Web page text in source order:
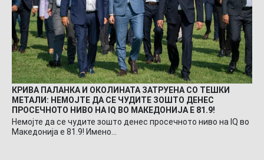
КРИВА ПАЛАНКА И ОКОЛИНАТА ЗАТРУЕНА СО ТЕШКИ
МЕТАЛИ: НЕМОЈТЕ ДА СЕ ЧУДИТЕ ЗОШТО ДЕНЕС
ПРОСЕЧНОТО НИВО НА IQ ВО МАКЕДОНИЈА Е 81.9!
Немојте да се чудите зошто денес просечното ниво на IQ во
Македонија е 81.9! Имено…